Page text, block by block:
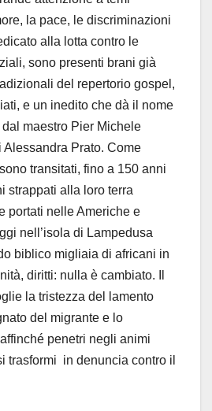
la pace, le discriminazioni
alla lotta contro le
sono presenti brani già
del repertorio gospel,
e un inedito che dà il nome
maestro Pier Michele
Alessandra Prato. Come
transitati, fino a 150 anni
strappati alla loro terra
portati nelle Americhe e
nell’isola di Lampedusa
biblico migliaia di africani in
diritti: nulla è cambiato. Il
la tristezza del lamento
del migrante e lo
penetri negli animi
trasformi in denuncia contro il